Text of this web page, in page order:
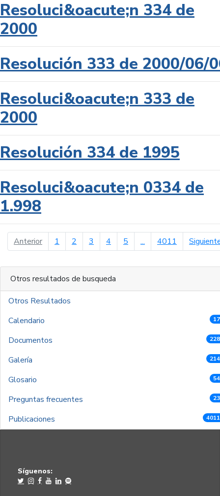
Resoluci&oacute;n 334 de
2000
Resolución 333 de 2000/06/
Resoluci&oacute;n 333 de
2000
Resolución 334 de 1995
Resoluci&oacute;n 0334 de
1.998
Anteriorpágina anterior
1 2 3 4 5 ... 4011
Otros resultados de busqueda
Otros Resultados
Calendario
Documentos
Galería
Glosario
Preguntas frecuentes
Publicaciones
Síguenos: